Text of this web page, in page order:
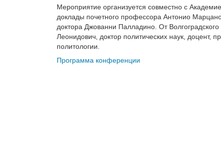
Мероприятие организуется совместно с
доклады почетного профессора Антонио
доктора Джованни Палладино. От
Леонидович, доктор политических наук, доцент,
политологии.
Программа конференции